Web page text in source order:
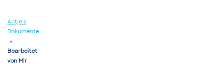
Antje’s
Dokumente
▸
Bearbeitet
von Mir